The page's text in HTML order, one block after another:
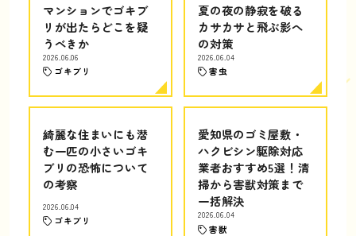
マンションでゴキブ
リが出たらどこを疑
うべきか
2026.06.06
ゴキブリ
夏の夜の静寂を破る
カサカサと飛ぶ影へ
の対策
2026.06.04
害虫
綺麗な住まいにも潜
む一匹の小さいゴキ
ブリの恐怖について
の考察
2026.06.04
ゴキブリ
愛知県のゴミ屋敷・
ハクビシン駆除対応
業者おすすめ5選！清
掃から害獣対策まで
一括解決
2026.06.04
害獣